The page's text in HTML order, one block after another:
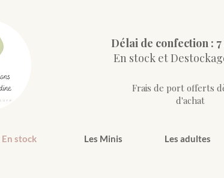
Délai de confection : 7
En stock et
Frais de port offerts
d'achat
En stock Les Minis Les adultes